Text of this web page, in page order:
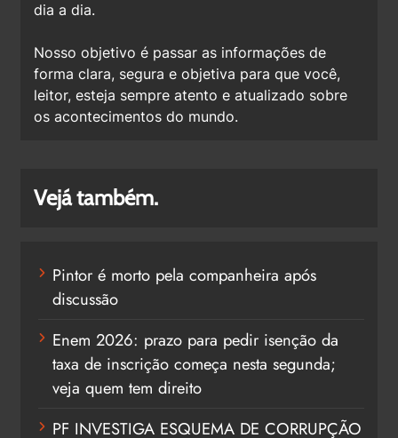
dia a dia.
Nosso objetivo é passar as informações de
forma clara, segura e objetiva para que você,
leitor, esteja sempre atento e atualizado sobre
os acontecimentos do mundo.
Vejá também.
Pintor é morto pela companheira após
discussão
Enem 2026: prazo para pedir isenção da
taxa de inscrição começa nesta segunda;
veja quem tem direito
PF INVESTIGA ESQUEMA DE CORRUPÇÃO